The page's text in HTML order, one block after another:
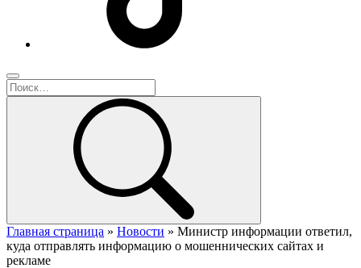
Главная страница » Новости » Министр информации ответил,
куда отправлять информацию о мошеннических сайтах и
рекламе